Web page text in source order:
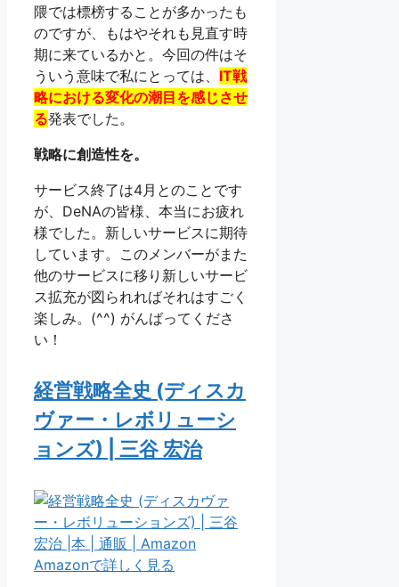
隈では標榜することが多かったも
のですが、もはやそれも見直す時
期に来ているかと。今回の件はそ
ういう意味で私にとっては、 IT戦
略における変化の潮目を感じさせ
る発表でした。
戦略に創造性を。
サービス終了は4月とのことです
が、DeNAの皆様、本当にお疲れ
様でした。新しいサービスに期待
しています。このメンバーがまた
他のサービスに移り新しいサービ
ス拡充が図られればそれはすごく
楽しみ。(^^) がんばってくださ
い！
経営戦略全史 (ディスカ
ヴァー・レボリューシ
ョンズ) | 三谷 宏治
Amazonで詳しく見る